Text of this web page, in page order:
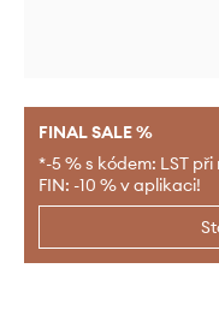
FINAL SALE %
*-5 % s kódem: LST
FIN: -10 % v aplikaci!